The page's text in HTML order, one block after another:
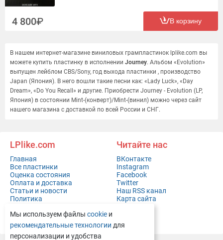
4 800 В корзину
В нашем интернет-магазине виниловых грампластинок lplike.com вы
можете купить пластинку в исполнении Journey. Альбом «Evolution»
выпущен лейблом CBS/Sony, год выхода пластинки , производство
Japan (Япония). В него вошли такие песни как: «Lady Luck», «Day
Dream», «Do You Recall» и другие. Приобрести Journey - Evolution (LP,
Япония) в состоянии Mint-(конверт)/Mint-(винил) можно через сайт
нашего магазина с доставкой по всей России и СНГ.
LPlike.com
Главная
Все пластинки
Оценка состояния
Оплата и доставка
Статьи и новости
Политика
Контакты
Полная версия сайта
Читайте нас
ВКонтакте
Instagram
Facebook
Twitter
Наш RSS канал
Карта сайта
Мы используем файлы cookie и
рекомендательные технологии для
персонализации и удобства